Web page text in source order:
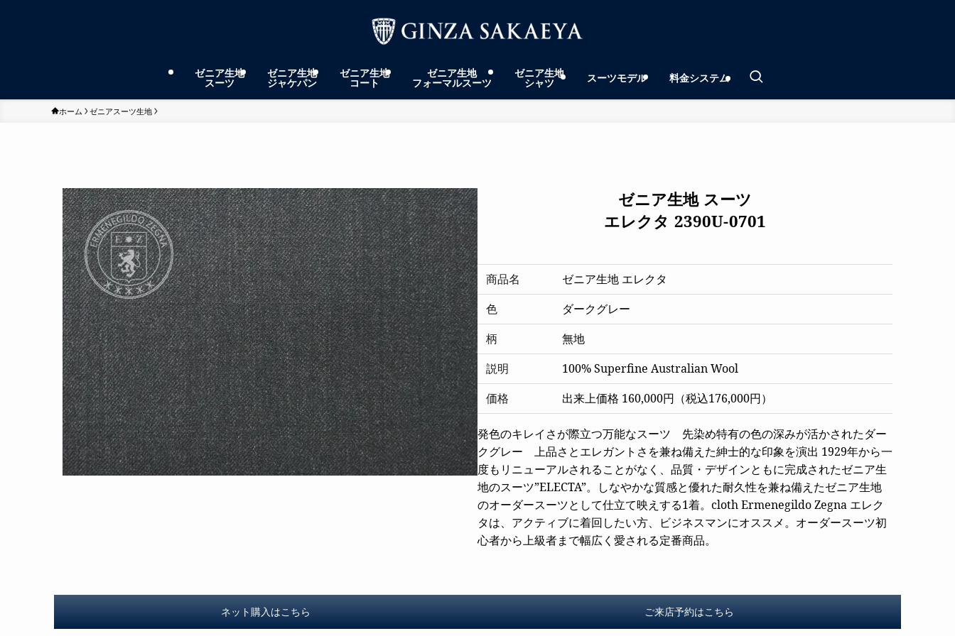
ゼニア生地
スーツ
ゼニア生地
ジャケパン
ゼニア生地
コート
ゼニア生地
フォーマルスーツ
ゼニア生地
シャツ スーツモデル 料金システム
ホーム ゼニアスーツ生地
ゼニア生地 スーツ
エレクタ 2390U-0701
商品名
ゼニア生地 エレクタ
色
ダークグレー
柄
無地
説明
100% Superfine Australian Wool
価格
出来上価格 160,000円（税込176,000円）
発色のキレイさが際立つ万能なスーツ 先染め特有の色の深みが活かされたダー
クグレー 上品さとエレガントさを兼ね備えた紳士的な印象を演出 1929年から一
度もリニューアルされることがなく、品質・デザインともに完成されたゼニア生
地のスーツ”ELECTA”。しなやかな質感と優れた耐久性を兼ね備えたゼニア生地
のオーダースーツとして仕立て映えする1着。cloth Ermenegildo Zegna エレク
タは、アクティブに着回したい方、ビジネスマンにオススメ。オーダースーツ初
心者から上級者まで幅広く愛される定番商品。
ネット購入はこちら ご来店予約はこちら